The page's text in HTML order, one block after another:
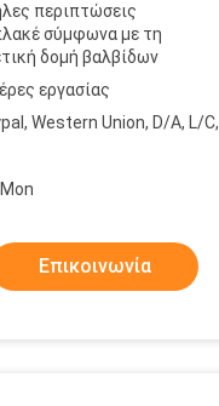
περιπτώσεις
σύμφωνα με τη
δομή βαλβίδων
εργασίας
Western Union, D/A, L/C,
Επικοινωνία